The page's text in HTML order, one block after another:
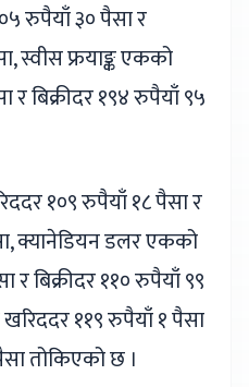
रुपैयाँ ३० पैसा र
स्वीस फ्रयाङ्क एकको
बिक्रीदर १९४ रुपैयाँ ९५
१०९ रुपैयाँ १८ पैसा र
क्यानेडियन डलर एकको
बिक्रीदर ११० रुपैयाँ ९९
११९ रुपैयाँ १ पैसा
तोकिएको छ ।